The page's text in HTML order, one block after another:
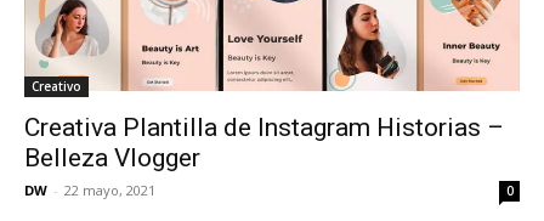
Creativo
Creativa Plantilla de Instagram Historias –
Belleza Vlogger
DW - 22 mayo, 2021 0